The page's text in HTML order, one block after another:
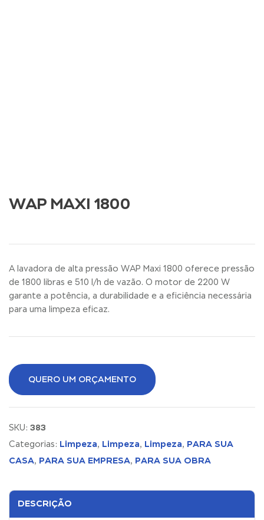
WAP MAXI 1800
A lavadora de alta pressão WAP Maxi 1800 oferece pressão
de 1800 libras e 510 l/h de vazão. O motor de 2200 W
garante a potência, a durabilidade e a eficiência necessária
para uma limpeza eficaz.
QUERO UM ORÇAMENTO
SKU: 383
Categorias: Limpeza, Limpeza, Limpeza, PARA SUA
CASA, PARA SUA EMPRESA, PARA SUA OBRA
DESCRIÇÃO